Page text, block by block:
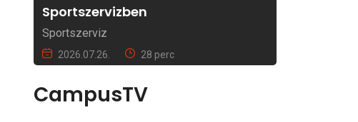
Sportszervizben
Sportszerviz
2026.07.26. 28 perc
CampusTV